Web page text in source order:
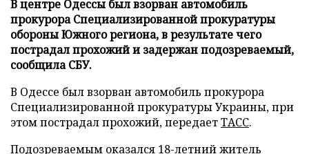
В центре Одессы был взорван автомобиль
прокурора Специализированной прокуратуры
обороны Южного региона, в результате чего
пострадал прохожий и задержан подозреваемый,
сообщила СБУ.
В Одессе был взорван автомобиль прокурора
Специализированной прокуратуры Украины, при
этом пострадал прохожий, передаетТАСС.
Подозреваемым оказался 18-летний житель